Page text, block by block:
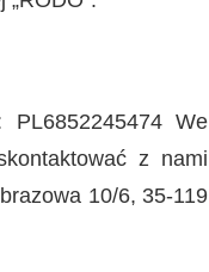
We
z nami
10/6, 35-119